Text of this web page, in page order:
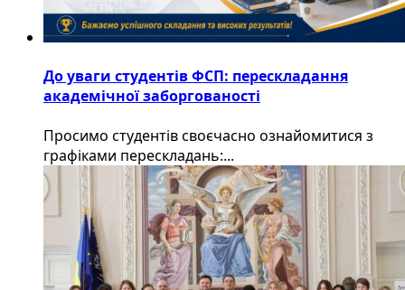
До уваги студентів ФСП: перескладання
академічної заборгованості
Просимо студентів своєчасно ознайомитися з
графіками перескладань:...